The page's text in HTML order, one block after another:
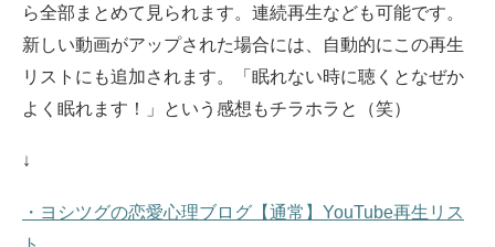
ら全部まとめて見られます。 連続再生なども可能です。
新しい動画がアップされた場合には、自動的にこの再生
リストにも追加されます。
「眠れない時に聴くとなぜか
よく眠れます！」という感想もチラホラと（笑）
↓
・ヨシツグの恋愛心理ブログ【通常】YouTube再生リス